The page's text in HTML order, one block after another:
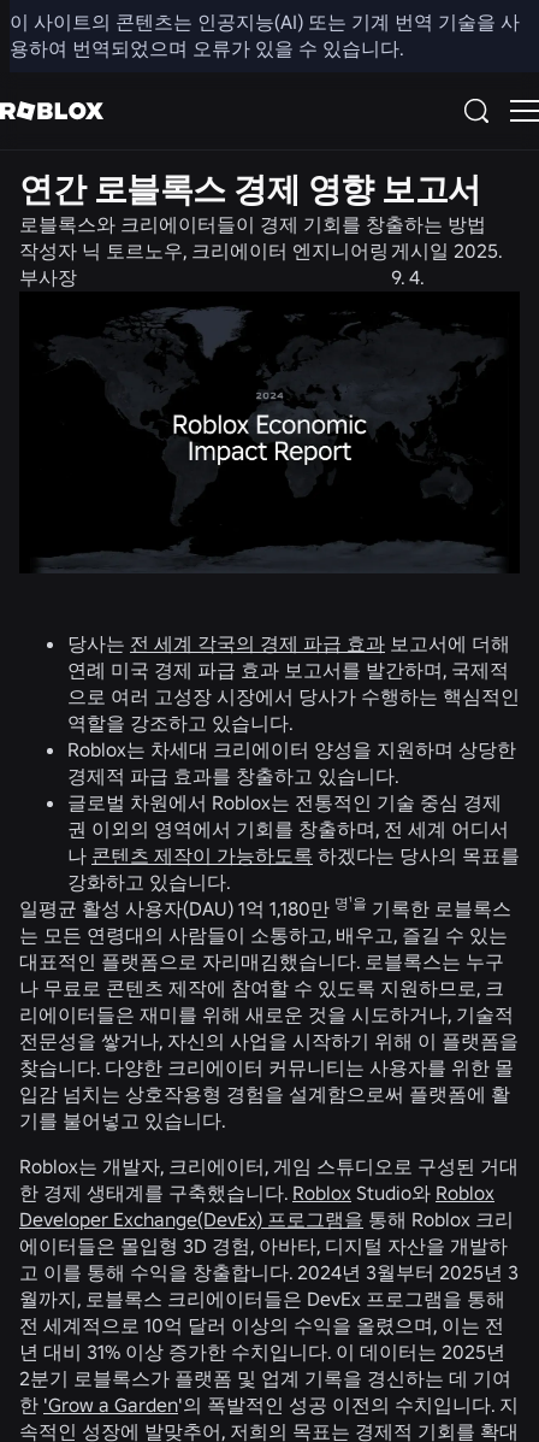
이 사이트의 콘텐츠는 인공지능(AI) 또는 기계 번역 기술을 사
용하여 번역되었으며 오류가 있을 수 있습니다.
공유
뉴스
연간 로블록스 경제 영향 보고서
로블록스와 크리에이터들이 경제 기회를 창출하는 방법
작성자 닉 토르노우, 크리에이터 엔지니어링
부사장
게시일 2025.
9. 4.
당사는 전 세계 각국의 경제 파급 효과 보고서에 더해
연례 미국 경제 파급 효과 보고서를 발간하며, 국제적
으로 여러 고성장 시장에서 당사가 수행하는 핵심적인
역할을 강조하고 있습니다.
Roblox는 차세대 크리에이터 양성을 지원하며 상당한
경제적 파급 효과를 창출하고 있습니다.
글로벌 차원에서 Roblox는 전통적인 기술 중심 경제
권 이외의 영역에서 기회를 창출하며, 전 세계 어디서
나 콘텐츠 제작이 가능하도록 하겠다는 당사의 목표를
강화하고 있습니다.
일평균 활성 사용자(DAU) 1억 1,180만 명¹을 기록한 로블록스
는 모든 연령대의 사람들이 소통하고, 배우고, 즐길 수 있는
대표적인 플랫폼으로 자리매김했습니다. 로블록스는 누구
나 무료로 콘텐츠 제작에 참여할 수 있도록 지원하므로, 크
리에이터들은 재미를 위해 새로운 것을 시도하거나, 기술적
전문성을 쌓거나, 자신의 사업을 시작하기 위해 이 플랫폼을
찾습니다. 다양한 크리에이터 커뮤니티는 사용자를 위한 몰
입감 넘치는 상호작용형 경험을 설계함으로써 플랫폼에 활
기를 불어넣고 있습니다.
Roblox는 개발자, 크리에이터, 게임 스튜디오로 구성된 거대
한 경제 생태계를 구축했습니다. Roblox Studio와 Roblox
Developer Exchange(DevEx) 프로그램을 통해 Roblox 크리
에이터들은 몰입형 3D 경험, 아바타, 디지털 자산을 개발하
고 이를 통해 수익을 창출합니다. 2024년 3월부터 2025년 3
월까지, 로블록스 크리에이터들은 DevEx 프로그램을 통해
전 세계적으로 10억 달러 이상의 수익을 올렸으며, 이는 전
년 대비 31% 이상 증가한 수치입니다. 이 데이터는 2025년
2분기 로블록스가 플랫폼 및 업계 기록을 경신하는 데 기여
한 'Grow a Garden'의 폭발적인 성공 이전의 수치입니다. 지
속적인 성장에 발맞추어, 저희의 목표는 경제적 기회를 확대